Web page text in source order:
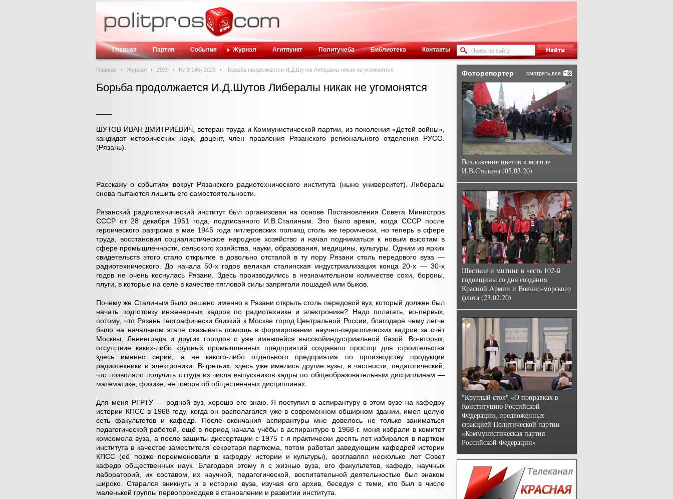
Главная Партия События Журнал Агитпункт Политучеба Библиотека Контакты
Главная Журнал 2025 № 3(146) 2025 Борьба продолжается И.Д.Шутов Либералы никак не угомонятся
Борьба продолжается И.Д.Шутов Либералы никак не угомонятся
ШУТОВ ИВАН ДМИТРИЕВИЧ, ветеран труда и Коммунистической партии, из поколения «Детей войны»,
кандидат исторических наук, доцент, член правления Рязанского регионального отделения РУСО.
(Рязань).
Расскажу о событиях вокруг Рязанского радиотехнического института (ныне университет). Либералы
снова пытаются лишить его самостоятельности.
Рязанский радиотехнический институт был организован на основе Постановления Совета Министров
СССР от 28 декабря 1951 года, подписанного И.В.Сталиным. Это было время, когда СССР после
героического разгрома в мае 1945 года гитлеровских полчищ столь же героически, но теперь в сфере
труда, восстановил социалистическое народное хозяйство и начал подниматься к новым высотам в
сфере промышленности, сельского хозяйства, науки, образования, медицины, культуры. Одним из ярких
свидетельств этого стало открытие в довольно отсталой в ту пору Рязани столь передового вуза —
радиотехнического. До начала 50-х годов великая сталинская индустриализация конца 20-х — 30-х
годов не очень коснулась Рязани. Здесь производились в незначительном количестве сохи, бороны,
плуги, в которые на селе в качестве тягловой силы запрягали лошадей или быков.
Почему же Сталиным было решено именно в Рязани открыть столь передовой вуз, который должен был
начать подготовку инженерных кадров по радиотехнике и электронике? Надо полагать, во-первых,
потому, что Рязань географически близкий к Москве город Центральной России, благодаря чему легче
было на начальном этапе оказывать помощь в формировании научно-педагогических кадров за счёт
Москвы, Ленинграда и других городов с уже имевшейся высокойиндустриальной базой. Во-вторых,
отсутствие каких-либо крупных промышленных предприятий создавало простор для строительства
здесь именно серии, а не какого-либо отдельного предприятия по производству продукции
радиотехники и электроники. В-третьих, здесь уже имелись другие вузы, в частности, педагогический,
что позволяло получить оттуда из числа выпускников кадры по общеобразовательным дисциплинам —
математике, физике, не говоря об общественных дисциплинах.
Для меня РГРТУ — родной вуз, хорошо его знаю. Я поступил в аспирантуру в этом вузе на кафедру
истории КПСС в 1968 году, когда он располагался уже в современном обширном здании, имел целую
сеть факультетов и кафедр. После окончания аспирантуры мне довелось не только заниматься
педагогической работой, ещё в период начала учёбы в аспирантуре в 1968 г. меня избрали в комитет
комсомола вуза, а после защиты диссертации с 1975 г. я практически десять лет избирался в партком
института в качестве заместителя секретаря парткома, потом работал заведующим кафедрой истории
КПСС (её позже переименовали в кафедру истории и культуры), возглавлял несколько лет Совет
кафедр общественных наук. Благодаря этому я с жизнью вуза, его факультетов, кафедр, научных
лабораторий, их составом, их научной, педагогической, воспитательной деятельностью был знаком
широко. Старался вникнуть и в историю вуза, изучая его архив, беседуя с теми, кто был в числе
маленькой группы первопроходцев в становлении и развитии института.
смотреть все
Фоторепортер
Возложение цветов к могиле
И.В.Сталина (05.03.20)
Шествие и митинг в честь 102-й
годовщины со дня создания
Красной Армии и Военно-морского
флота (23.02.20)
"Круглый стол" «О поправках в
Конституцию Российской
Федерации, предложенных
фракцией Политической партии
«Коммунистическая партия
Российской Федерации»